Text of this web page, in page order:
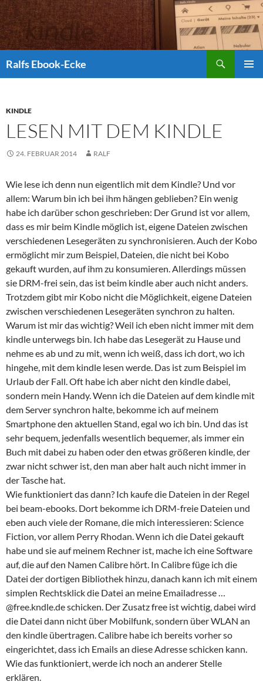
Ralfs Ebook-Ecke
KINDLE
LESEN MIT DEM KINDLE
24. FEBRUAR 2014 RALF
Wie lese ich denn nun eigentlich mit dem Kindle? Und vor
allem: Warum bin ich bei ihm hängen geblieben? Ein wenig
habe ich darüber schon geschrieben: Der Grund ist vor allem,
dass es mir beim Kindle möglich ist, eigene Dateien zwischen
verschiedenen Lesegeräten zu synchronisieren. Auch der Kobo
ermöglicht mir zum Beispiel, Dateien, die nicht bei Kobo
gekauft wurden, auf ihm zu konsumieren. Allerdings müssen
sie DRM-frei sein, das ist beim kindle aber auch nicht anders.
Trotzdem gibt mir Kobo nicht die Möglichkeit, eigene Dateien
zwischen verschiedenen Lesegeräten synchron zu halten.
Warum ist mir das wichtig? Weil ich eben nicht immer mit dem
kindle unterwegs bin. Ich habe das Lesegerät zu Hause und
nehme es ab und zu mit, wenn ich weiß, dass ich dort, wo ich
hingehe, mit dem kindle lesen werde. Das ist zum Beispiel im
Urlaub der Fall. Oft habe ich aber nicht den kindle dabei,
sondern mein Handy. Wenn ich die Dateien auf dem kindle mit
dem Server synchron halte, bekomme ich auf meinem
Smartphone den aktuellen Stand, egal wo ich bin. Und das ist
sehr bequem, jedenfalls wesentlich bequemer, als immer ein
Buch mit dabei zu haben oder den etwas größeren kindle, der
zwar nicht schwer ist, den man aber halt auch nicht immer in
der Tasche hat.
Wie funktioniert das dann? Ich kaufe die Dateien in der Regel
bei beam-ebooks. Dort bekomme ich DRM-freie Dateien und
eben auch viele der Romane, die mich interessieren: Science
Fiction, vor allem Perry Rhodan. Wenn ich die Datei gekauft
habe und sie auf meinem Rechner ist, mache ich eine Software
auf, die auf den Namen Calibre hört. In Calibre füge ich die
Datei der dortigen Bibliothek hinzu, danach kann ich mit einem
simplen Rechtsklick die Datei an meine Emailadresse …
@free.kndle.de schicken. Der Zusatz free ist wichtig, dabei wird
die Datei dann nicht über Mobilfunk, sondern über WLAN an
den kindle übertragen. Calibre habe ich bereits vorher so
eingerichtet, dass ich Emails an diese Adresse schicken kann.
Wie das funktioniert, werde ich noch an anderer Stelle
erklären.